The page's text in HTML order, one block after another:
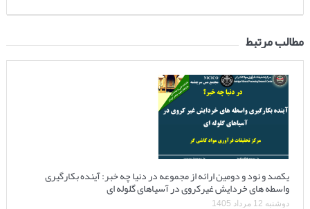
مطالب مرتبط
یکصد و نود و دومین ارائه از مجموعه در دنیا چه خبر: آینده بکارگیری
واسطه های خردایش غیرکروی در آسیاهای گلوله ای
دوشنبه 12 مرداد 1405